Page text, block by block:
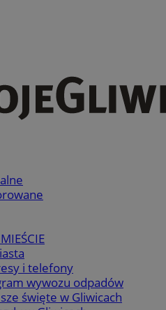
i telefony
wywozu odpadów
święte w Gliwicach